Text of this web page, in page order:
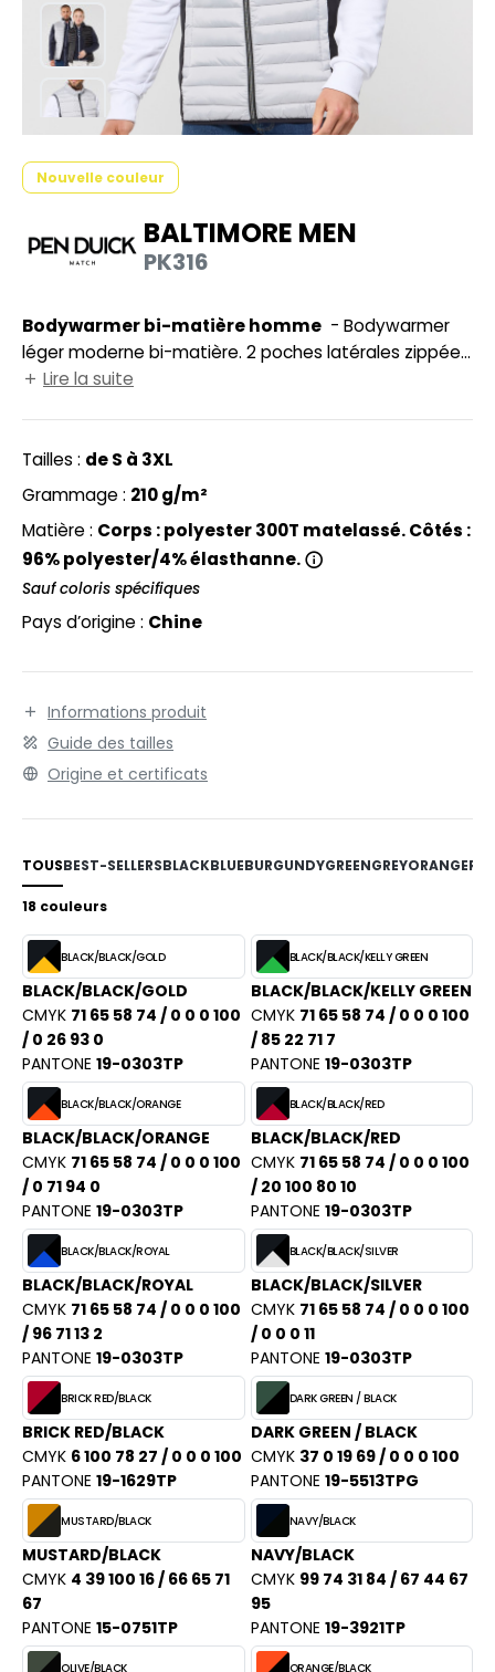
MODULABLES
LABEL / TEAR AWAY
SHIRT
Nouvelle couleur
BALTIMORE MEN
PK316
Bodywarmer bi-matière homme
léger moderne bi-matière. 2 poches latérales zippées.
Protège-menton. Zips contrastés. Dimension zone de
Lire la suite
Tailles : de S à 3XL
Grammage : 210 g/m²
Matière : Corps : polyester 300T matelassé. Côtés :
96% polyester/4% élasthanne.
Sauf coloris spécifiques
Pays d’origine : Chine
Informations produit
Guide des tailles
Origine et certificats
TOUSBEST-SELLERSBLACKBLUEBURGUNDYGREENGREYORANGERED
18 couleurs
BLACK/BLACK/GOLD
BLACK/BLACK/GOLD
CMYK 71 65 58 74 / 0 0 0 100
/ 0 26 93 0
PANTONE 19-0303TP
BLACK/BLACK/KELLY GREEN
BLACK/BLACK/KELLY GREEN
CMYK 71 65 58 74 / 0 0 0 100
/ 85 22 71 7
PANTONE 19-0303TP
BLACK/BLACK/ORANGE
BLACK/BLACK/ORANGE
CMYK 71 65 58 74 / 0 0 0 100
/ 0 71 94 0
PANTONE 19-0303TP
BLACK/BLACK/RED
BLACK/BLACK/RED
CMYK 71 65 58 74 / 0 0 0 100
/ 20 100 80 10
PANTONE 19-0303TP
BLACK/BLACK/ROYAL
BLACK/BLACK/ROYAL
CMYK 71 65 58 74 / 0 0 0 100
/ 96 71 13 2
PANTONE 19-0303TP
BLACK/BLACK/SILVER
BLACK/BLACK/SILVER
CMYK 71 65 58 74 / 0 0 0 100
/ 0 0 0 11
PANTONE 19-0303TP
BRICK RED/BLACK
BRICK RED/BLACK
CMYK 6 100 78 27 / 0 0 0 100
PANTONE 19-1629TP
DARK GREEN / BLACK
DARK GREEN / BLACK
CMYK 37 0 19 69 / 0 0 0 100
PANTONE 19-5513TPG
MUSTARD/BLACK
MUSTARD/BLACK
CMYK 4 39 100 16 / 66 65 71
67
PANTONE 15-0751TP
NAVY/BLACK
NAVY/BLACK
CMYK 99 74 31 84 / 67 44 67
95
PANTONE 19-3921TP
OLIVE/BLACK ORANGE/BLACK